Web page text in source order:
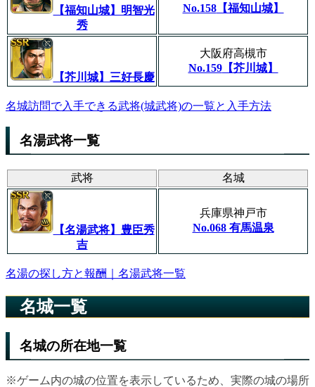
【福知山城】明智光
秀
No.158【福知山城】
【芥川城】三好長慶
大阪府高槻市
No.159【芥川城】
名城訪問で入手できる武将(城武将)の一覧と入手方法
名湯武将一覧
武将 名城
【名湯武将】豊臣秀
吉
兵庫県神戸市
No.068 有馬温泉
名湯の探し方と報酬｜名湯武将一覧
名城一覧
名城の所在地一覧
※ゲーム内の城の位置を表示しているため、実際の城の場所